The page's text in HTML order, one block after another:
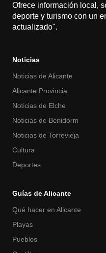
Ofrece información local,
deporte y turismo con un
actualizado".
Noticias
Noticias de Alicante
Alicante Provincia
Noticias de Elche
Noticias de Benidorm
Noticias de Torrevieja
Cultura
Deportes
Guías de Alicante
Qué hacer en Alicante
Playas
Pueblos